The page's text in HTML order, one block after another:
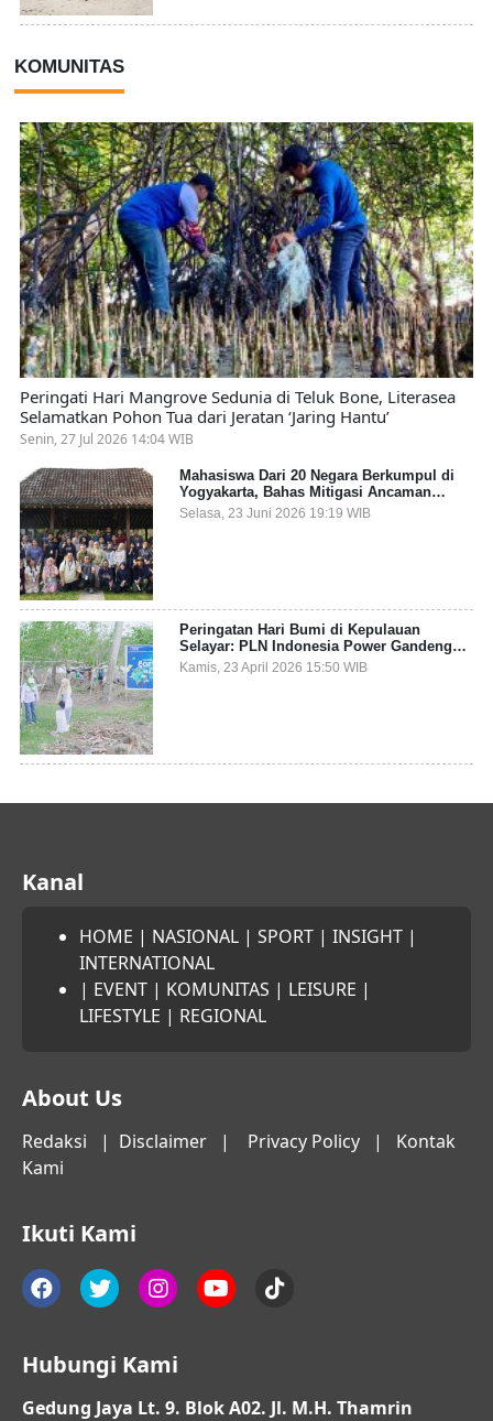
KOMUNITAS
Peringati Hari Mangrove Sedunia di Teluk Bone, Literasea
Selamatkan Pohon Tua dari Jeratan ‘Jaring Hantu’
Senin, 27 Jul 2026 14:04 WIB
Mahasiswa Dari 20 Negara Berkumpul di
Yogyakarta, Bahas Mitigasi Ancaman
Kesehatan Global
Selasa, 23 Juni 2026 19:19 WIB
Peringatan Hari Bumi di Kepulauan
Selayar: PLN Indonesia Power Gandeng
Pemda dan Komunitas, Giatkan Restorasi
Mangrove
Kamis, 23 April 2026 15:50 WIB
Kanal
HOME | NASIONAL | SPORT | INSIGHT |
INTERNATIONAL
| EVENT | KOMUNITAS | LEISURE |
LIFESTYLE | REGIONAL
About Us
Redaksi | Disclaimer | Privacy Policy | Kontak
Kami
Ikuti Kami
Hubungi Kami
Gedung Jaya Lt. 9. Blok A02. Jl. M.H. Thamrin